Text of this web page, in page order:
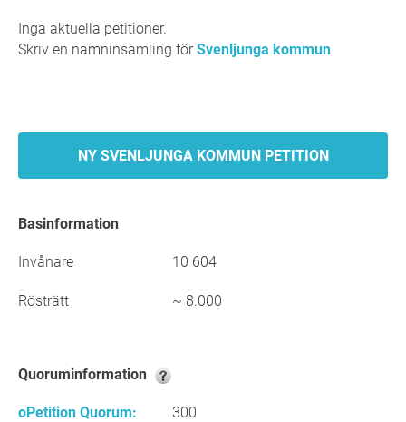
Inga aktuella petitioner.
Skriv en namninsamling förSvenljunga kommun
NY SVENLJUNGA KOMMUN PETITION
Basinformation
Invånare 10 604
Rösträtt ~ 8.000
Quoruminformation
oPetition Quorum:
300